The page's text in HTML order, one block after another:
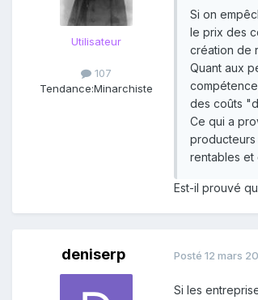
Utilisateur
107
Tendance:Minarchiste
Si on
le prix des
création de
Quant aux
des coûts
Ce qui a
producteurs
rentables et
Est-il prouvé
deniserp Posté 12 mars
Si les